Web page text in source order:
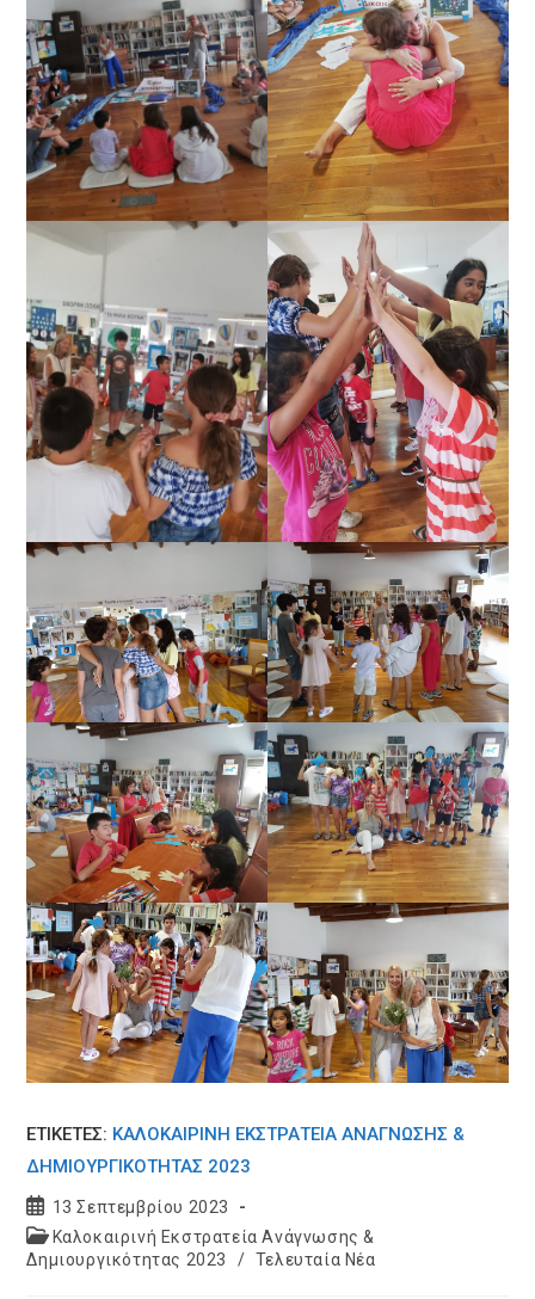
ΕΤΙΚΕΤΈΣ: ΚΑΛΟΚΑΙΡΙΝΉ ΕΚΣΤΡΑΤΕΊΑ ΑΝΆΓΝΩΣΗΣ &
ΔΗΜΙΟΥΡΓΙΚΌΤΗΤΑΣ 2023
Post
published:
13 Σεπτεμβρίου 2023
Post
category:
Καλοκαιρινή Εκστρατεία Ανάγνωσης &
Δημιουργικότητας 2023
/ Τελευταία Νέα